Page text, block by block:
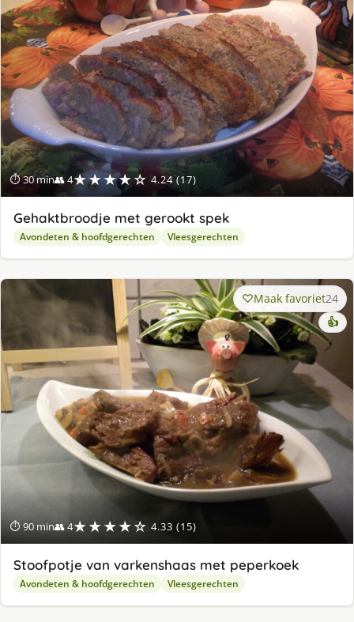
⏱ 30 min👥 4★★★★☆ 4.24 (17)
Gehaktbroodje met gerookt spek
Avondeten & hoofdgerechten Vleesgerechten
⏱ 90 min👥 4★★★★☆ 4.33 (15)
Maak favoriet24
👍
Stoofpotje van varkenshaas met peperkoek
Avondeten & hoofdgerechten Vleesgerechten